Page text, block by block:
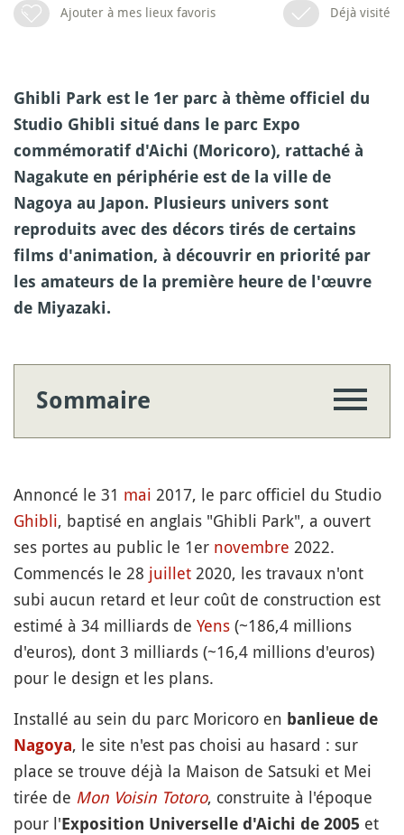
Ajouter à mes lieux favoris Déjà visité
Ghibli Park est le 1er parc à thème officiel du
Studio Ghibli situé dans le parc Expo
commémoratif d'Aichi (Moricoro), rattaché à
Nagakute en périphérie est de la ville de
Nagoya au Japon. Plusieurs univers sont
reproduits avec des décors tirés de certains
films d'animation, à découvrir en priorité par
les amateurs de la première heure de l'œuvre
de Miyazaki.
Sommaire
Annoncé le 31 mai 2017, le parc officiel du Studio
Ghibli, baptisé en anglais "Ghibli Park", a ouvert
ses portes au public le 1er novembre 2022.
Commencés le 28 juillet 2020, les travaux n'ont
subi aucun retard et leur coût de construction est
estimé à 34 milliards de Yens (~186,4 millions
d'euros), dont 3 milliards (~16,4 millions d'euros)
pour le design et les plans.
Installé au sein du parc Moricoro en banlieue de
Nagoya, le site n'est pas choisi au hasard : sur
place se trouve déjà la Maison de Satsuki et Mei
tirée de Mon Voisin Totoro, construite à l'époque
pour l'Exposition Universelle d'Aichi de 2005 et